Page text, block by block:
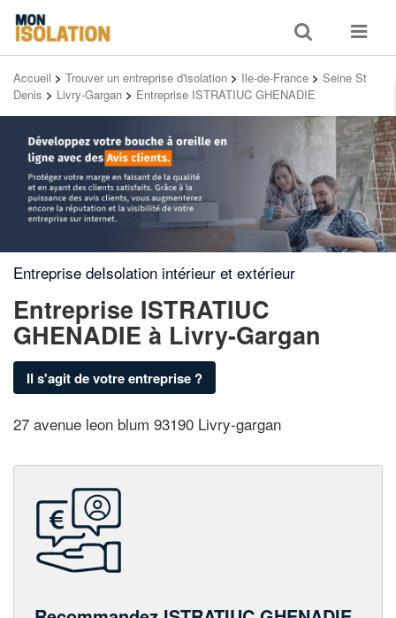
Toggle
search
Toggle
Accueil > Trouver un entreprise d'isolation > Ile-de-France > Seine St
Denis > Livry-Gargan > Entreprise ISTRATIUC GHENADIE
Entreprise deIsolation intérieur et extérieur
Entreprise ISTRATIUC
GHENADIE à Livry-Gargan
Il s'agit de votre entreprise ?
27 avenue leon blum 93190 Livry-gargan